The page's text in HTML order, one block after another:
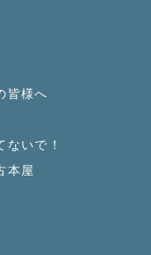
皆様へ
いで！
本屋